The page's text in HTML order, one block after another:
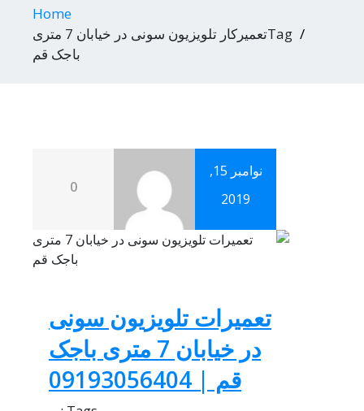
Home
Tagتعمیرکار تلویزیون سونی در خیابان 7 متری
باجک قم
نوامبر 15,
2019
0
تعمیرات تلویزیون سونی
در خیابان 7 متری باجک
قم | 09193056404